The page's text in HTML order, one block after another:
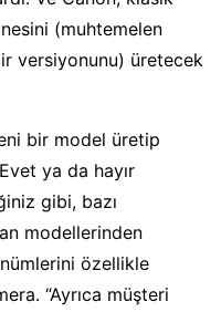
(muhtemelen
versiyonunu) üretecek
bir model üretip
ya da hayır
gibi, bazı
modellerinden
özellikle
“Ayrıca müşteri